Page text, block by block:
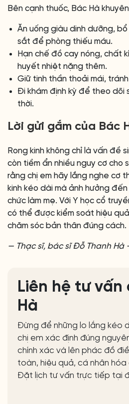
Bên cạnh thuốc, Bác Hà
Ăn uống giàu dinh dưỡng,
sắt để phòng thiếu máu.
Hạn chế đồ cay nóng, chất
huyết nhiệt nặng thêm.
Giữ tinh thần thoải mái,
Đi khám định kỳ để theo dõi
thời.
Lời gửi gắm của Bác
Rong kinh không chỉ là vấn đề
còn tiềm ẩn nhiều nguy cơ cho
rằng chị em hãy lắng nghe cơ
kinh kéo dài mà ảnh hưởng
chức làm mẹ. Với Y học cổ
có thể được kiểm soát hiệu
chăm sóc bản thân đúng cách.
— Thạc sĩ, bác sĩ Đỗ Thanh Hà
Liên hệ tư vấn
Hà
Đừng để những lo lắng kéo
chị em xác định đúng
chính xác và lên phác đồ
toàn, hiệu quả, cá nhân
Đặt lịch tư vấn trực tiếp tại